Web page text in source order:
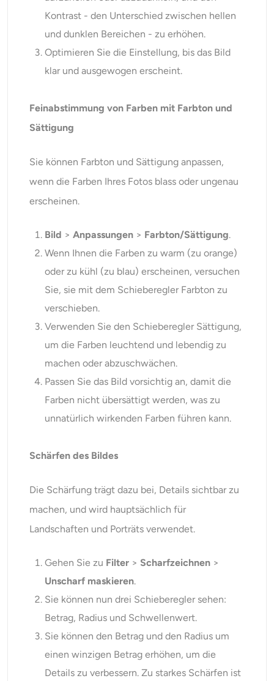
Kontrast - den Unterschied zwischen hellen
und dunklen Bereichen - zu erhöhen.
Optimieren Sie die Einstellung, bis das Bild
klar und ausgewogen erscheint.
Feinabstimmung von Farben mit Farbton und
Sättigung
Sie können Farbton und Sättigung anpassen,
wenn die Farben Ihres Fotos blass oder ungenau
erscheinen.
Bild >Anpassungen > Farbton/Sättigung.
Wenn Ihnen die Farben zu warm (zu orange)
oder zu kühl (zu blau) erscheinen, versuchen
Sie, sie mit dem Schieberegler Farbton zu
verschieben.
Verwenden Sie den Schieberegler Sättigung,
um die Farben leuchtend und lebendig zu
machen oder abzuschwächen.
Passen Sie das Bild vorsichtig an, damit die
Farben nicht übersättigt werden, was zu
unnatürlich wirkenden Farben führen kann.
Schärfen des Bildes
Die Schärfung trägt dazu bei, Details sichtbar zu
machen, und wird hauptsächlich für
Landschaften und Porträts verwendet.
Gehen Sie zu Filter > Scharfzeichnen >
Unscharf maskieren.
Sie können nun drei Schieberegler sehen:
Betrag, Radius und Schwellenwert.
Sie können den Betrag und den Radius um
einen winzigen Betrag erhöhen, um die
Details zu verbessern. Zu starkes Schärfen ist